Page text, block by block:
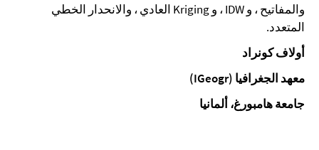
والمفاتيح ، و IDW ، و Kriging العادي ، والانحدار الخطي
المتعدد.
أولاف كونراد
معهد الجغرافيا (IGeogr)
جامعةهامبورغ، ألمانيا